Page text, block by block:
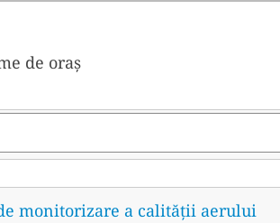
de oraș
monitorizare a calității aerului